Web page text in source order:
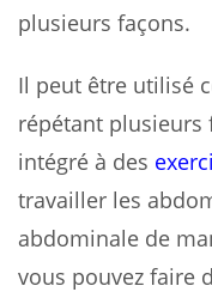
plusieurs façons.
Il peut être utilisé
répétant plusieurs
intégré à des
travailler les
abdominale de
vous pouvez faire